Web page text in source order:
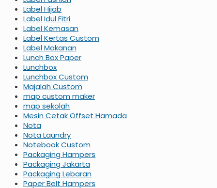
Label Hijab
Label Idul Fitri
Label Kemasan
Label Kertas Custom
Label Makanan
Lunch Box Paper
Lunchbox
Lunchbox Custom
Majalah Custom
map custom maker
map sekolah
Mesin Cetak Offset Hamada
Nota
Nota Laundry
Notebook Custom
Packaging Hampers
Packaging Jakarta
Packaging Lebaran
Paper Belt Hampers